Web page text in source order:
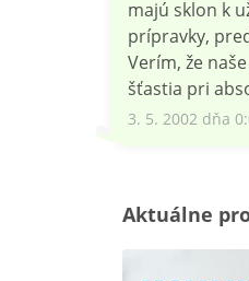
majú sklon k
prípravky,
Verím, že
šťastia pri
3. 5. 2002 dňa
Aktuálne